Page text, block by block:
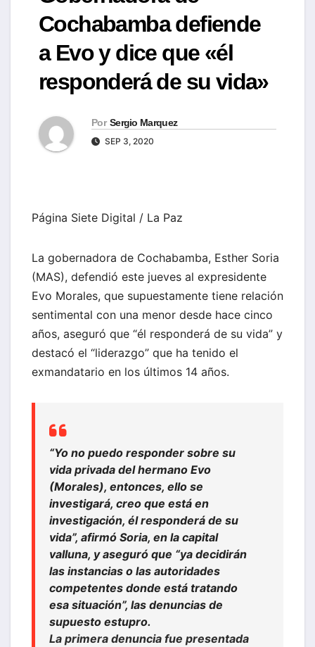
Cochabamba defiende
a Evo y dice que «él
responderá de su vida»
Por Sergio Marquez
SEP 3, 2020
Página Siete Digital / La Paz
La gobernadora de Cochabamba, Esther Soria
(MAS), defendió este jueves al expresidente
Evo Morales, que supuestamente tiene relación
sentimental con una menor desde hace cinco
años, aseguró que “él responderá de su vida” y
destacó el “liderazgo” que ha tenido el
exmandatario en los últimos 14 años.
“Yo no puedo responder sobre su
vida privada del hermano Evo
(Morales), entonces, ello se
investigará, creo que está en
investigación, él responderá de su
vida”, afirmó Soria, en la capital
valluna, y aseguró que “ya decidirán
las instancias o las autoridades
competentes donde está tratando
esa situación”, las denuncias de
supuesto estupro.
La primera denuncia fue presentada